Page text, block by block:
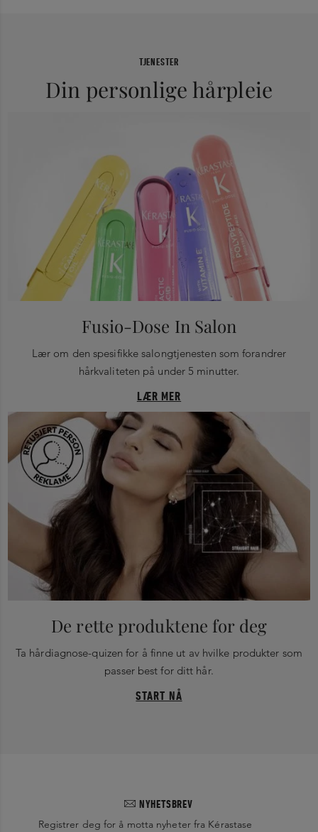
TJENESTER
Din personlige hårpleie
Fusio-Dose In Salon
Lær om den spesifikke salongtjenesten som forandrer
hårkvaliteten på under 5 minutter.
LÆR MER
De rette produktene for deg
Ta hårdiagnose-quizen for å finne ut av hvilke produkter som
passer best for ditt hår.
START NÅ
NYHETSBREV
Registrer deg for å motta nyheter fra Kérastase